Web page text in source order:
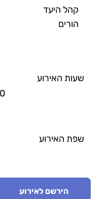
קהל היעד
הורים
שעות האירוע
שפת האירוע
הירשם לאירוע